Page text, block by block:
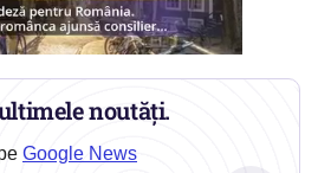
noutăți.
Google News